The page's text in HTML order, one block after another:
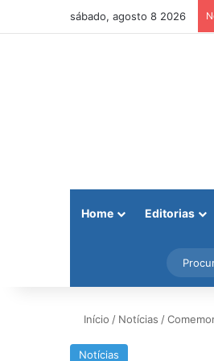
sábado, agosto 8 2026
Home Editorias
Instagram
Barra
Início / Notícias /
Notícias